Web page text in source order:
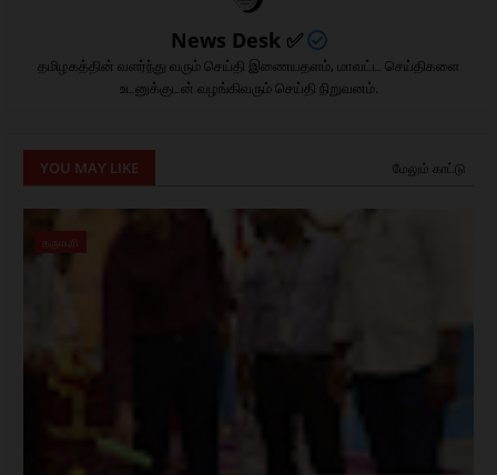
News Desk ✅
தமிழகத்தின் வளர்ந்து வரும் செய்தி இணையதளம், மாவட்ட செய்திகளை
உடனுக்குடன் வழங்கிவரும் செய்தி நிறுவனம்.
YOU MAY LIKE மேலும் காட்டு
தருமபுரி